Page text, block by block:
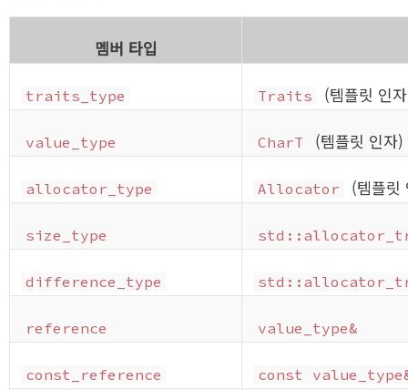
멤버 타입
traits_type Traits (템플릿 인
value_type CharT (템플릿 인자)
allocator_type Allocator (템플릿
size_type
difference_type
reference value_type&
const_reference const